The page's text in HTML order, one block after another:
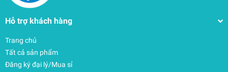
Hỗ trợ khách hàng
Trang chủ
Tất cả sản phẩm
Đăng ký đại lý/Mua sỉ